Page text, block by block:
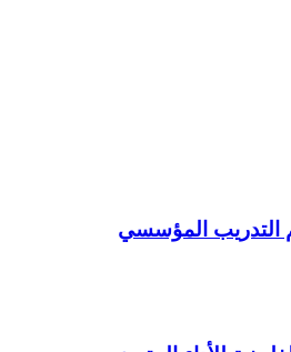
التدريب المؤسسي